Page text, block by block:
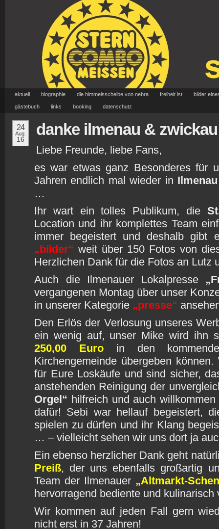
aktuell biographie die himmelsscheibe von nebra freiheit ist bilder
gästebuch links booking datenschutz
24
Aug.
16
danke ilmenau &
Liebe Freunde, liebe Fans,
es war etwas ganz Besonderes für
Jahren endlich mal wieder in Ilmenau
…
Ihr wart ein tolles Publikum, die
Location und ihr komplettes Team
immer begeistert und deshalb gibt
„bilder“ weit über 150 Fotos von
Herzlichen Dank für die Fotos an Lutz
Auch die Ilmenauer Lokalpresse
vergangenen Montag über unser
in unserer Kategorie „presse“
Den Erlös der Verlosung unseres
ein wenig auf, unser Mike wird ihn
250,00 Euroin den
Kirchengemeinde übergeben
für Eure Loskäufe und sind sicher,
anstehenden Reinigung der
Orgel“ hilfreich und auch
dafür! Sebi war hellauf begeistert,
spielen zu dürfen und ihr Klang
… – vielleicht sehen wir uns dort ja
Ein ebenso herzlicher Dank geht
Preiß, der uns ebenfalls großartig
Team der Ilmenauer „Altmarkt-
hervorragend bediente und
Wir kommen auf jeden Fall gern
nicht erst in 37 Jahren!